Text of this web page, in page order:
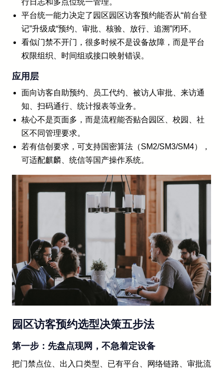
平台统一能力决定了园区园区访客预约能否从“前台登
记”升级成“预约、审批、核验、放行、追溯”闭环。
看似门禁不开门，很多时候不是设备故障，而是平台
权限组织、时间组或接口映射错误。
应用层
面向访客自助预约、员工代约、被访人审批、来访通
知、扫码通行、统计报表等业务。
核心不是页面多，而是流程能否贴合园区、校园、社
区不同管理要求。
若有信创要求，可支持国密算法（SM2/SM3/SM4），
可适配麒麟、统信等国产操作系统。
园区访客预约选型决策五步法
第一步：先盘点现网，不急着定设备
把门禁点位、出入口类型、已有平台、网络链路、审批流